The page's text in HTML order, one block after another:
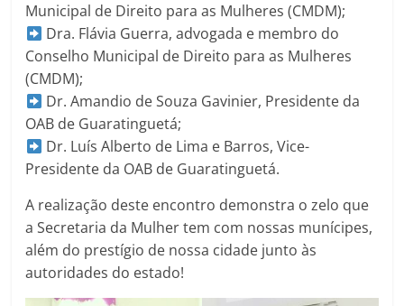
Municipal de Direito para as Mulheres (CMDM);
Dra. Flávia Guerra, advogada e membro do
Conselho Municipal de Direito para as Mulheres
(CMDM);
Dr. Amandio de Souza Gavinier, Presidente da
OAB de Guaratinguetá;
Dr. Luís Alberto de Lima e Barros, Vice-
Presidente da OAB de Guaratinguetá.
A realização deste encontro demonstra o zelo que
a Secretaria da Mulher tem com nossas munícipes,
além do prestígio de nossa cidade junto às
autoridades do estado!